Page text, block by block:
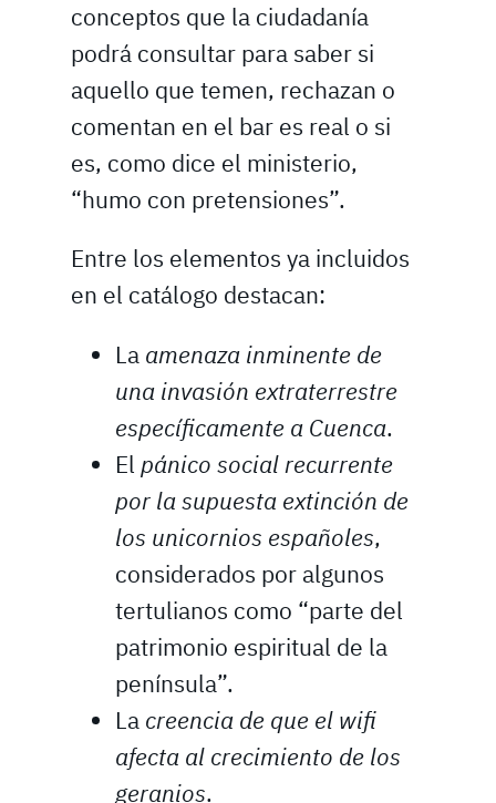
conceptos que la ciudadanía
podrá consultar para saber si
aquello que temen, rechazan o
comentan en el bar es real o si
es, como dice el ministerio,
“humo con pretensiones”.
Entre los elementos ya incluidos
en el catálogo destacan:
La amenaza inminente de
una invasión extraterrestre
específicamente a Cuenca.
El pánico social recurrente
por la supuesta extinción de
los unicornios españoles,
considerados por algunos
tertulianos como “parte del
patrimonio espiritual de la
península”.
La creencia de que el wifi
afecta al crecimiento de los
geranios.